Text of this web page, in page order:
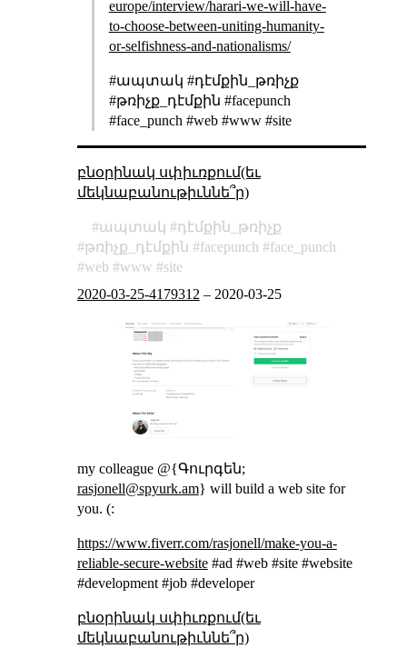
europe/interview/harari-we-will-have-
to-choose-between-uniting-humanity-
or-selfishness-and-nationalisms/
#ապտակ #դէմքին_թռիչք
#թռիչք_դէմքին #facepunch
#face_punch #web #www #site
բնօրինակ սփիւռքում(եւ
մեկնաբանութիւննե՞ր)
ապտակ
դէմքին_թռիչք
թռիչք_դէմքին
facepunch
face_punch
web
www
site
2020-03-25-4179312 – 2020-03-25
my colleague @{Գուրգեն;
rasjonell@spyurk.am} will build a web site for
you. (:
https://www.fiverr.com/rasjonell/make-you-a-
reliable-secure-website#ad #web #site #website
#development #job #developer
բնօրինակ սփիւռքում(եւ
մեկնաբանութիւննե՞ր)